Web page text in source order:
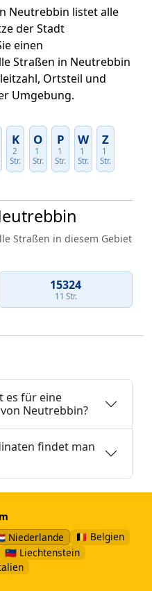
Neutrebbin listet alle
der Stadt
einen
Straßen in Neutrebbin
Ortsteil und
Umgebung.
K
2
Str.
O
1
Str.
P
1
Str.
W
1
Str.
Z
1
Str.
Straßen in diesem Gebiet
15324
11 Str.
es für eine
Neutrebbin?
findet man
Niederlande
🇧🇪 Belgien
🇱🇮 Liechtenstein